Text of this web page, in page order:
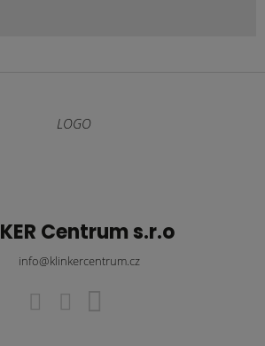
Centrum s.r.o
info@klinkercentrum.cz